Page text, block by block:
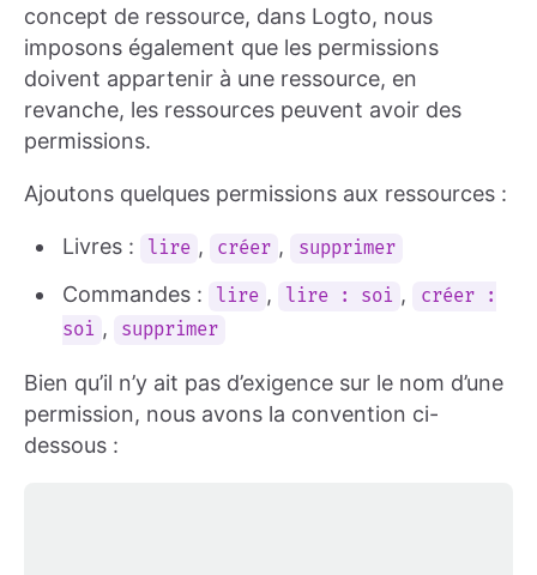
concept de ressource, dans Logto, nous
imposons également que les permissions
doivent appartenir à une ressource, en
revanche, les ressources peuvent avoir des
permissions.
Ajoutons quelques permissions aux ressources :
Livres : lire , créer , supprimer
Commandes : lire , lire : soi ,
créer :
soi , supprimer
Bien qu’il n’y ait pas d’exigence sur le nom d’une
permission, nous avons la convention ci-
dessous :